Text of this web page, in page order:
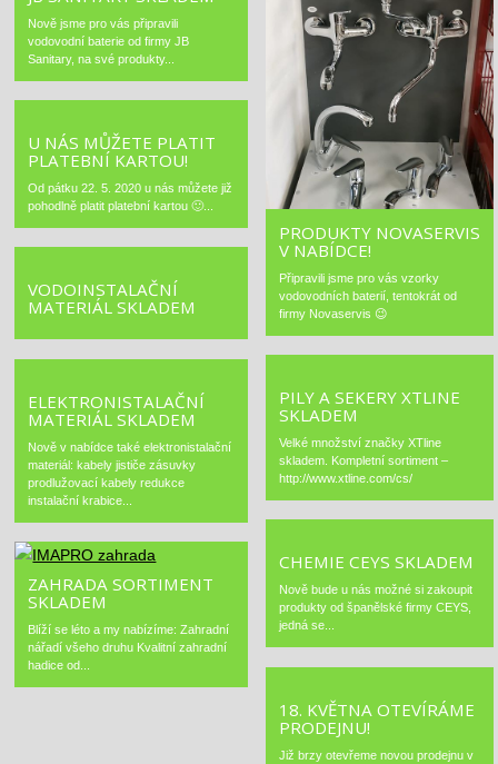
PRODUKTY NOVASERVIS
V NABÍDCE!
Připravili jsme pro vás vzorky
vodovodních baterií, tentokrát od
firmy Novaservis 😉
Nově jsme pro vás připravili
vodovodní baterie od firmy JB
Sanitary, na své produkty...
U NÁS MŮŽETE PLATIT
PLATEBNÍ KARTOU!
Od pátku 22. 5. 2020 u nás můžete již
pohodlně platit platební kartou 🙂...
VODOINSTALAČNÍ
MATERIÁL SKLADEM
PILY A SEKERY XTLINE
SKLADEM
Velké množství značky XTline
skladem. Kompletní sortiment –
http://www.xtline.com/cs/
ELEKTRONISTALAČNÍ
MATERIÁL SKLADEM
Nově v nabídce také elektronistalační
materiál: kabely jističe zásuvky
prodlužovací kabely redukce
instalační krabice...
CHEMIE CEYS SKLADEM
Nově bude u nás možné si zakoupit
produkty od španělské firmy CEYS,
jedná se...
ZAHRADA SORTIMENT
SKLADEM
Blíží se léto a my nabízíme: Zahradní
nářadí všeho druhu Kvalitní zahradní
hadice od...
18. KVĚTNA OTEVÍRÁME
PRODEJNU!
Již brzy otevřeme novou prodejnu v